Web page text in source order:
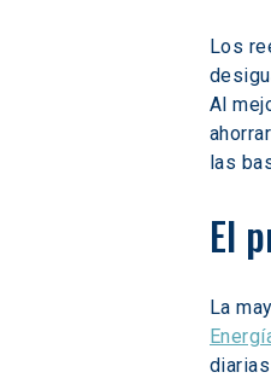
Los
Al
las
El
La